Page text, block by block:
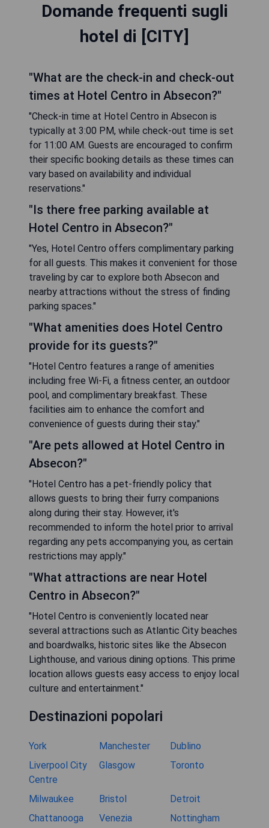
Domande frequenti sugli
hotel di [CITY]
"What are the check-in and check-out
times at Hotel Centro in Absecon?"
"Check-in time at Hotel Centro in Absecon is
typically at 3:00 PM, while check-out time is set
for 11:00 AM. Guests are encouraged to confirm
their specific booking details as these times can
vary based on availability and individual
reservations."
"Is there free parking available at
Hotel Centro in Absecon?"
"Yes, Hotel Centro offers complimentary parking
for all guests. This makes it convenient for those
traveling by car to explore both Absecon and
nearby attractions without the stress of finding
parking spaces."
"What amenities does Hotel Centro
provide for its guests?"
"Hotel Centro features a range of amenities
including free Wi-Fi, a fitness center, an outdoor
pool, and complimentary breakfast. These
facilities aim to enhance the comfort and
convenience of guests during their stay."
"Are pets allowed at Hotel Centro in
Absecon?"
"Hotel Centro has a pet-friendly policy that
allows guests to bring their furry companions
along during their stay. However, it's
recommended to inform the hotel prior to arrival
regarding any pets accompanying you, as certain
restrictions may apply."
"What attractions are near Hotel
Centro in Absecon?"
"Hotel Centro is conveniently located near
several attractions such as Atlantic City beaches
and boardwalks, historic sites like the Absecon
Lighthouse, and various dining options. This prime
location allows guests easy access to enjoy local
culture and entertainment."
Destinazioni popolari
York Manchester
Dublino
Liverpool City
Centre
Glasgow Toronto
Milwaukee Bristol
Detroit
Chattanooga
Venezia Nottingham